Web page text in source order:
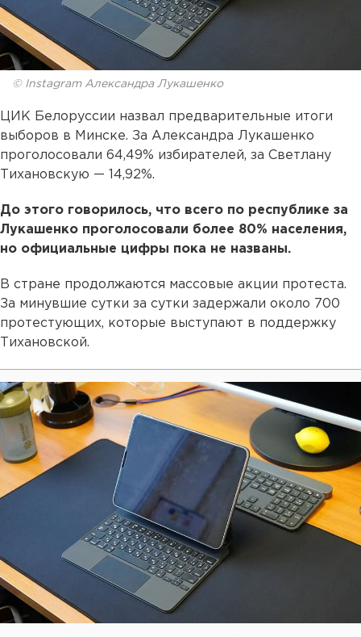
© Instagram Александра Лукашенко
ЦИК Белоруссии назвал предварительные итоги
выборов в Минске. За Александра Лукашенко
проголосовали 64,49% избирателей, за Светлану
Тихановскую — 14,92%.
До этого говорилось, что всего по республике за
Лукашенко проголосовали более 80% населения,
но официальные цифры пока не названы.
В стране продолжаются массовые акции протеста.
За минувшие сутки за сутки задержали около 700
протестующих, которые выступают в поддержку
Тихановской.